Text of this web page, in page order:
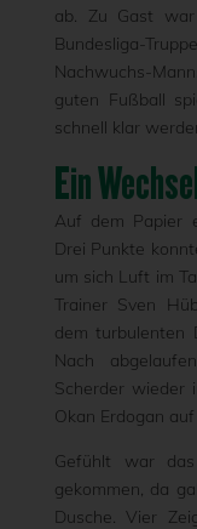
ab. Zu Gast
Bundesliga-
Nachwuchs-
guten Fußball
schnell klar
Ein
Auf dem Papier
Drei Punkte
um sich Luft im
Trainer Sven
dem turbulenten
Nach
Scherder wieder
Okan Erdogan
Gefühlt war
gekommen, da
Dusche. Vier